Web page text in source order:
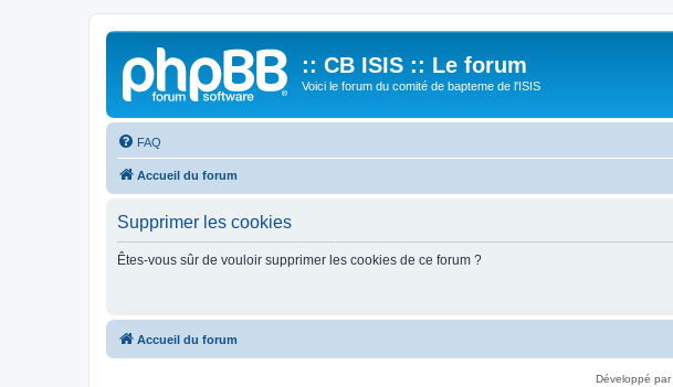
:: CB ISIS :: Le forum
Voici le forum du comité de bapteme de l'ISIS
FAQ
Accueil du forum
Supprimer les cookies
Êtes-vous sûr de vouloir supprimer les cookies de ce forum ?
Accueil du forum
Développé par